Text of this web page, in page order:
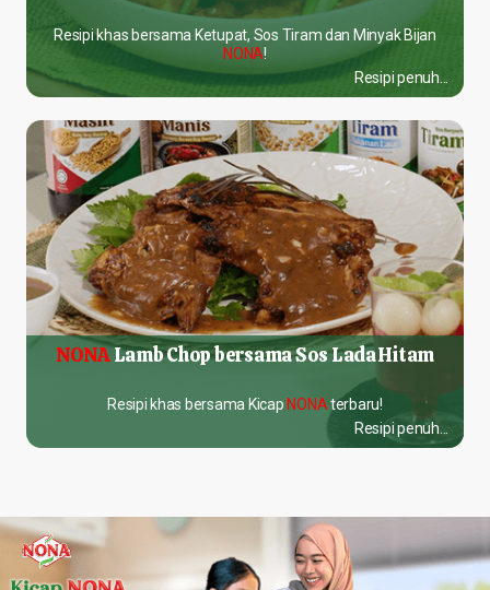
Resipi khas bersama Ketupat, Sos Tiram dan Minyak Bijan
NONA!
Resipi penuh...
NONALamb Chop bersama Sos Lada Hitam
Resipi khas bersama Kicap NONAterbaru!
Resipi penuh...